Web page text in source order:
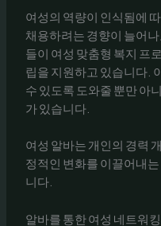
여성의 역량이 인식됨에
채용하려는 경향이 늘어
들이 여성 맞춤형 복지 프
립을 지원하고 있습니다.
수 있도록 도와줄 뿐만 아
가 있습니다.
여성 알바는 개인의 경력
정적인 변화를 이끌어내
니다.
알바를 통한 여성 네트워